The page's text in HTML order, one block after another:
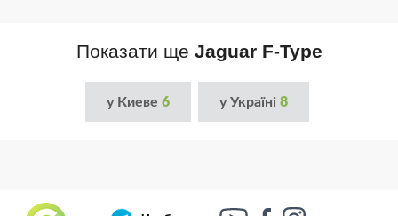
Показати ще Jaguar F-Type
у Киеве 6 у Україні 8